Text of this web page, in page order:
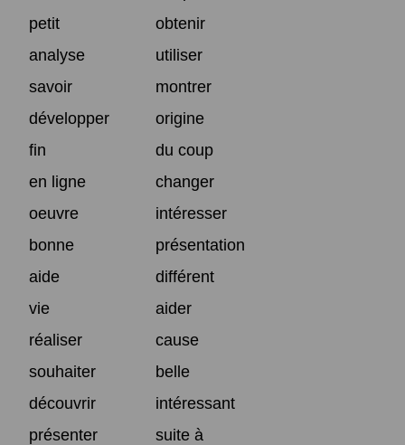
petit
obtenir
analyse
utiliser
savoir
montrer
développer
origine
fin
du coup
en ligne
changer
oeuvre
intéresser
bonne
présentation
aide
différent
vie
aider
réaliser
cause
souhaiter
belle
découvrir
intéressant
présenter
suite à